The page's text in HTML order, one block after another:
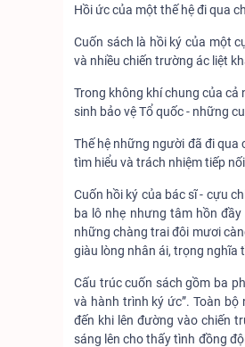
Hồi ức của một thế hệ đi qua
Cuốn sách là hồi ký của một
và nhiều chiến trường ác liệt
Trong không khí chung của
sinh bảo vệ Tổ quốc - những
Thế hệ những người đã đi
tìm hiểu và trách nhiệm tiếp
Cuốn hồi ký của bác sĩ - cựu
ba lô nhẹ nhưng tâm hồn
những chàng trai đôi mươi
giàu lòng nhân ái, trọng nghĩa
Cấu trúc cuốn sách gồm ba
và hành trình ký ức”. Toàn
đến khi lên đường vào chiến
sáng lên cho thấy tình đồng